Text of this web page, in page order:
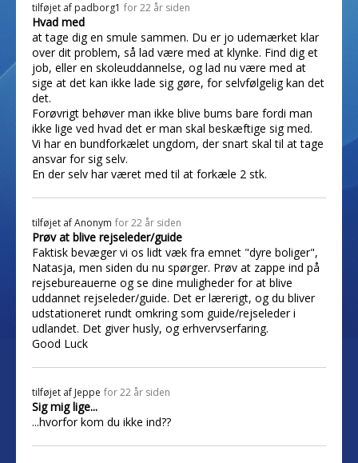
tilføjet af padborg1 for 22 år siden
Hvad med
at tage dig en smule sammen. Du er jo udemærket klar
over dit problem, så lad være med at klynke. Find dig et
job, eller en skoleuddannelse, og lad nu være med at
sige at det kan ikke lade sig gøre, for selvfølgelig kan det
det.
Forøvrigt behøver man ikke blive bums bare fordi man
ikke lige ved hvad det er man skal beskæftige sig med.
Vi har en bundforkælet ungdom, der snart skal til at tage
ansvar for sig selv.
En der selv har været med til at forkæle 2 stk.
tilføjet afAnonym for 22 år siden
Prøv at blive rejseleder/guide
Faktisk bevæger vi os lidt væk fra emnet "dyre boliger",
Natasja, men siden du nu spørger. Prøv at zappe ind på
rejsebureauerne og se dine muligheder for at blive
uddannet rejseleder/guide. Det er lærerigt, og du bliver
udstationeret rundt omkring som guide/rejseleder i
udlandet. Det giver husly, og erhvervserfaring.
Good Luck
tilføjet af Jeppe for 22 år siden
Sig mig lige...
...hvorfor kom du ikke ind??